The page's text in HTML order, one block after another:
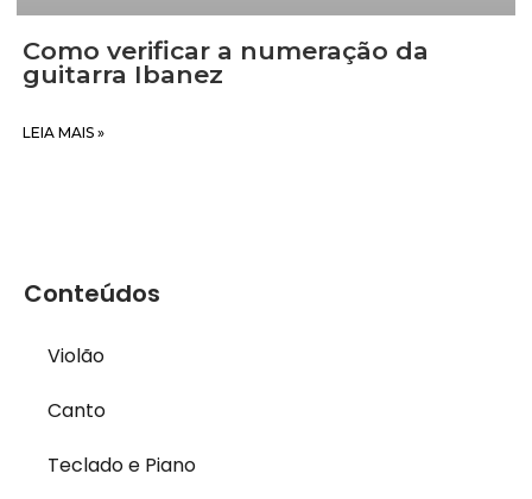
Como verificar a numeração da
guitarra Ibanez
LEIA MAIS »
Conteúdos
Violão
Canto
Teclado e Piano